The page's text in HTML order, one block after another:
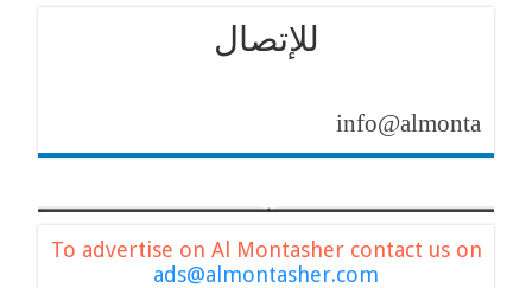
للإتصال
info@almontasher.com
To advertise on Al Montasher contact us on
ads@almontasher.com